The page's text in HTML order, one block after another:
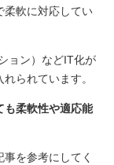
柔軟に対応してい
ョン）などIT化が
られています。
も柔軟性や適応能
を参考にしてく